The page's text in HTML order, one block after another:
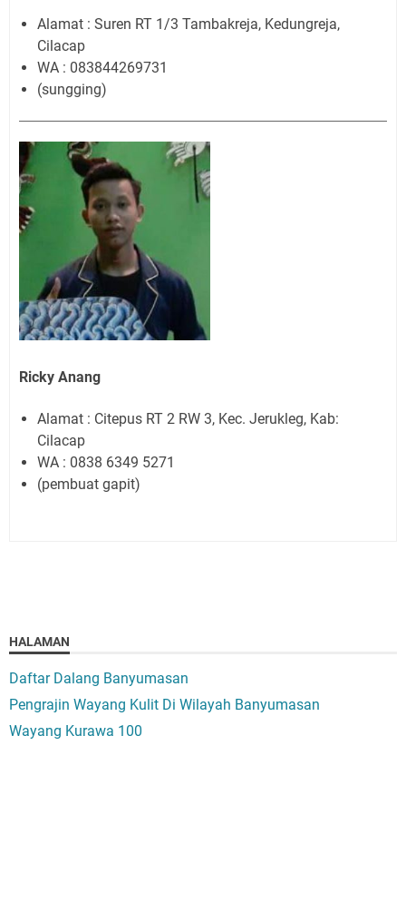
Alamat : Suren RT 1/3 Tambakreja, Kedungreja,
Cilacap
WA : 083844269731
(sungging)
Ricky Anang
Alamat : Citepus RT 2 RW 3, Kec. Jerukleg, Kab:
Cilacap
WA : 0838 6349 5271
(pembuat gapit)
HALAMAN
Daftar Dalang Banyumasan
Pengrajin Wayang Kulit Di Wilayah Banyumasan
Wayang Kurawa 100